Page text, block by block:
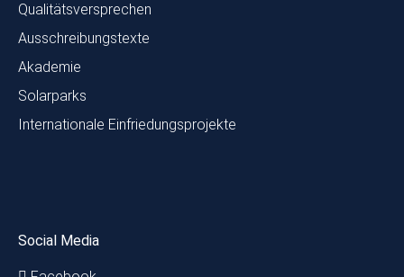
Qualitätsversprechen
Ausschreibungstexte
Akademie
Solarparks
Internationale Einfriedungsprojekte
Social Media